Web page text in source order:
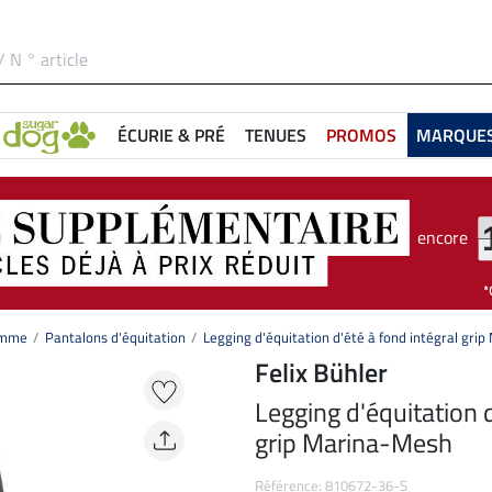
ÉCURIE & PRÉ TENUES PROMOS
encore
Pantalons d'équitation Legging d'équitation d'été à fond intégral
Felix Bühler
Legging d'équitation
grip Marina-Mesh
Référence: 810672-36-S